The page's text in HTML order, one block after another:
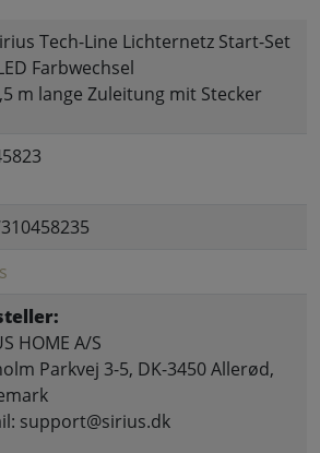
Tech-Line Lichternetz Start-Set
Farbwechsel
m lange Zuleitung mit Stecker
HOME A/S
Parkvej 3-5, DK-3450 Allerød,
support@sirius.dk